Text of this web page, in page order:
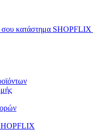
σου κατάστημα SHOPFLIX